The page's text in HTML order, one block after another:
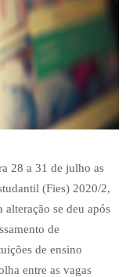
28 a 31 de julho as
(Fies) 2020/2,
se deu após
de
de ensino
entre as vagas